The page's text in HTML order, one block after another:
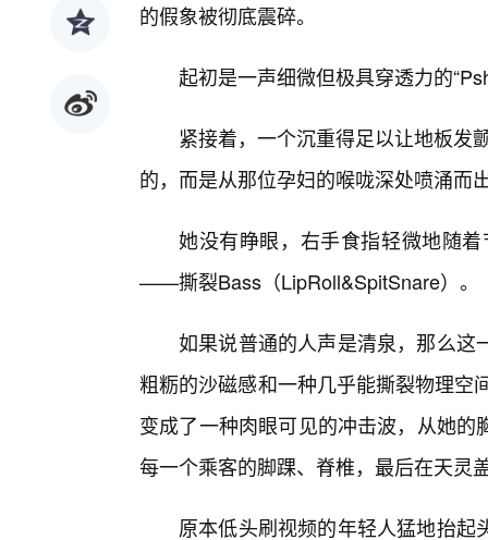
的假象被彻底震碎。
起初是一声细微但极具穿透力的
紧接着，一个沉重得足以让地板发
的，而是从那位孕妇的喉咙深处喷涌而
她没有睁眼，右手食指轻微地随
——撕裂Bass（LipRoll&SpitSnare）。
如果说普通的人声是清泉，那么这
粗粝的沙磁感和一种几乎能撕裂物理空
变成了一种肉眼可见的冲击波，从她
每一个乘客的脚踝、脊椎，最后在天灵
原本低头刷视频的年轻人猛地抬